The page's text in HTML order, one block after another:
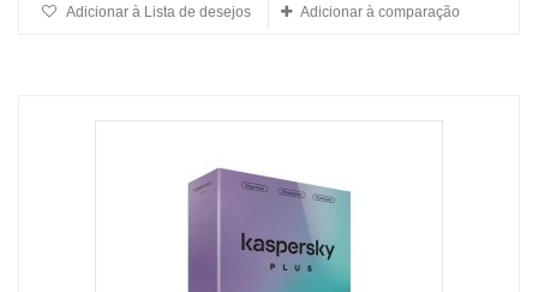
Adicionar à Lista de desejos Adicionar à comparação